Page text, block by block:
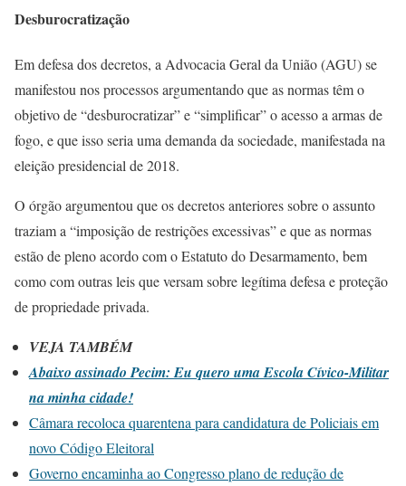
Desburocratização
Em defesa dos decretos, a Advocacia Geral da União (AGU) se
manifestou nos processos argumentando que as normas têm o
objetivo de “desburocratizar” e “simplificar” o acesso a armas de
fogo, e que isso seria uma demanda da sociedade, manifestada na
eleição presidencial de 2018.
O órgão argumentou que os decretos anteriores sobre o assunto
traziam a “imposição de restrições excessivas” e que as normas
estão de pleno acordo com o Estatuto do Desarmamento, bem
como com outras leis que versam sobre legítima defesa e proteção
de propriedade privada.
VEJA TAMBÉM
Abaixo assinado Pecim: Eu quero uma Escola Cívico-Militar
na minha cidade!
Câmara recoloca quarentena para candidatura de Policiais em
novo Código Eleitoral
Governo encaminha ao Congresso plano de redução de